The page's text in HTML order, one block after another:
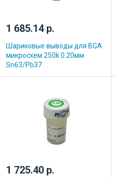
1 685.14 р.
Шариковые выводы для BGA
микросхем 250k 0.20мм
Sn63/Pb37
1 725.40 р.